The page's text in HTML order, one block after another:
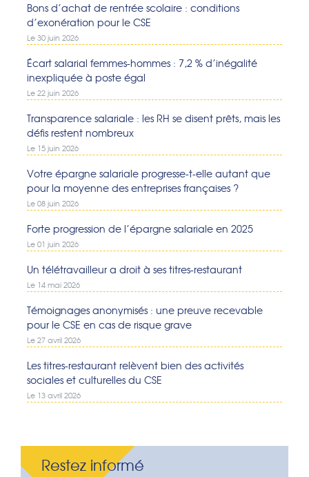
Restez informé
Bons d’achat de rentrée scolaire : conditions
d’exonération pour le CSE
Le 30 juin 2026
Écart salarial femmes-hommes : 7,2 % d’inégalité
inexpliquée à poste égal
Le 22 juin 2026
Transparence salariale : les RH se disent prêts, mais les
défis restent nombreux
Le 15 juin 2026
Votre épargne salariale progresse-t-elle autant que
pour la moyenne des entreprises françaises ?
Le 08 juin 2026
Forte progression de l’épargne salariale en 2025
Le 01 juin 2026
Un télétravailleur a droit à ses titres-restaurant
Le 14 mai 2026
Témoignages anonymisés : une preuve recevable
pour le CSE en cas de risque grave
Le 27 avril 2026
Les titres-restaurant relèvent bien des activités
sociales et culturelles du CSE
Le 13 avril 2026